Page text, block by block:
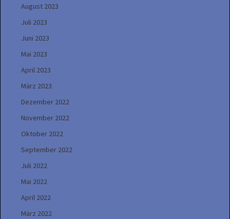
August 2023
Juli 2023
Juni 2023
Mai 2023
April 2023
März 2023
Dezember 2022
November 2022
Oktober 2022
September 2022
Juli 2022
Mai 2022
April 2022
März 2022